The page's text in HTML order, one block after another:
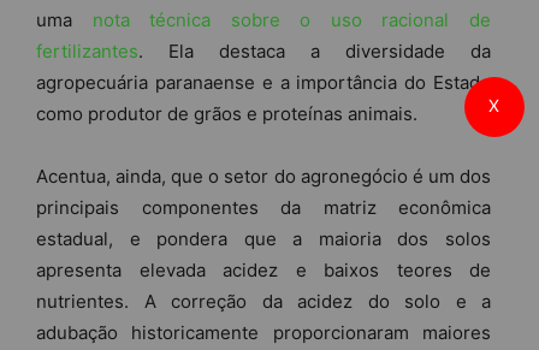
uma nota técnica sobre o uso racional de
fertilizantes. Ela destaca a diversidade da
agropecuária paranaense e a importância do Estado
como produtor de grãos e proteínas animais.
Acentua, ainda, que o setor do agronegócio é um dos
principais componentes da matriz econômica
estadual, e pondera que a maioria dos solos
apresenta elevada acidez e baixos teores de
nutrientes. A correção da acidez do solo e a
adubação historicamente proporcionaram maiores
X